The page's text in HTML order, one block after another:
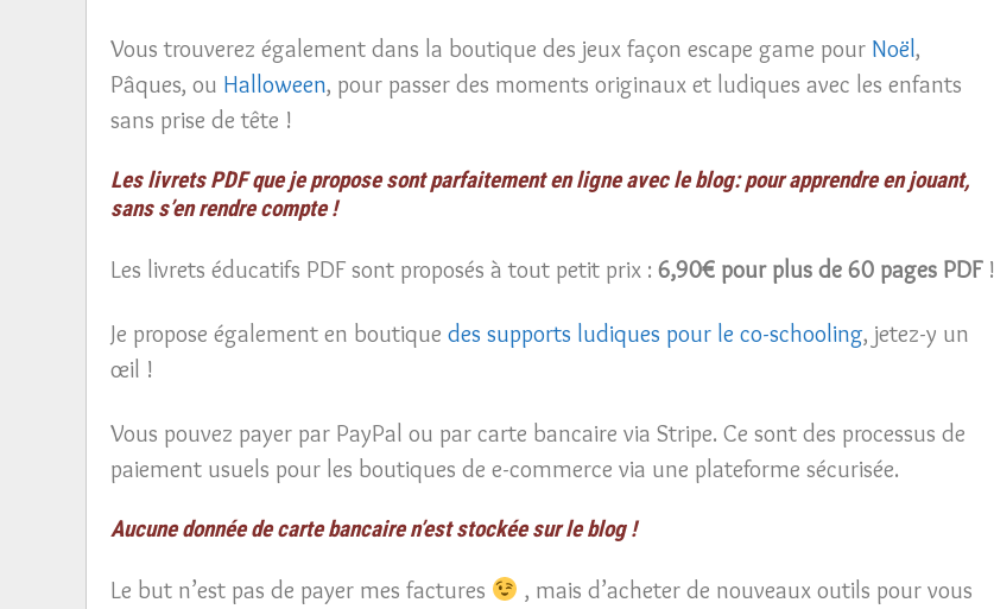
Vous trouverez également dans la boutique des jeux façon escape game pour Noël,
Pâques, ou Halloween, pour passer des moments originaux et ludiques avec les enfants
sans prise de tête !
Les livrets PDF que je propose sont parfaitement en ligne avec le blog: pour apprendre en jouant,
sans s’en rendre compte !
Les livrets éducatifs PDF sont proposés à tout petit prix : 6,90€ pour plus de 60 pages PDF!
Je propose également en boutique des supports ludiques pour le co-schooling, jetez-y un
œil !
Vous pouvez payer par PayPal ou par carte bancaire via Stripe. Ce sont des processus de
paiement usuels pour les boutiques de e-commerce via une plateforme sécurisée.
Aucune donnée de carte bancaire n’est stockée sur le blog !
Le but n’est pas de payer mes factures
, mais d’acheter de nouveaux outils pour vous